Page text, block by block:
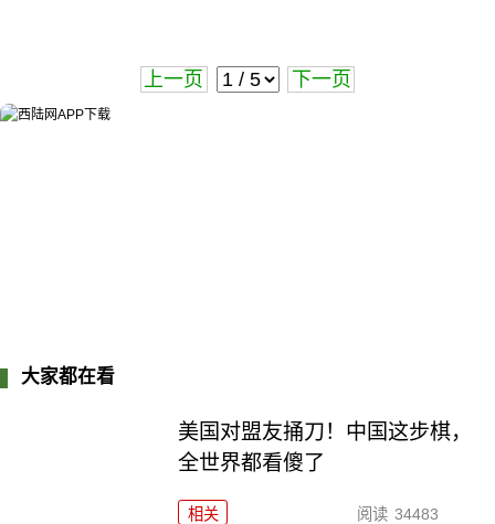
上一页 下一页
大家都在看
美国对盟友捅刀！中国这步棋，
全世界都看傻了
相关 阅读 34483